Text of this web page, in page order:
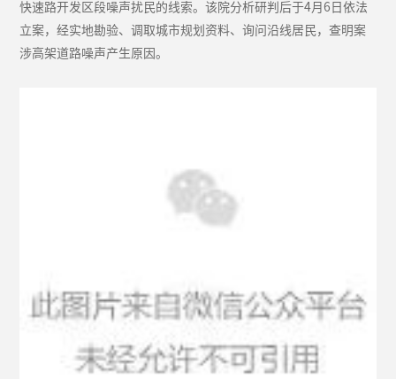
快速路开发区段噪声扰民的线索。该院分析研判后于4月6日依法
立案，经实地勘验、调取城市规划资料、询问沿线居民，查明案
涉高架道路噪声产生原因。